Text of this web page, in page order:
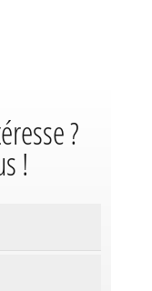
?
!